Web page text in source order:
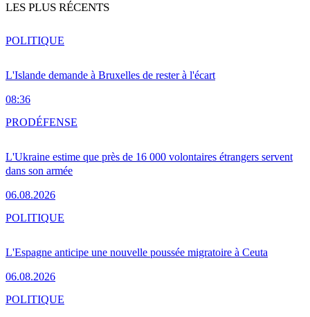
LES PLUS RÉCENTS
L'Islande demande à Bruxelles de rester à l'écart
08:36
POLITIQUE
L'Ukraine estime que près de 16 000 volontaires étrangers servent
dans son armée
06.08.2026
PRODÉFENSE
L'Espagne anticipe une nouvelle poussée migratoire à Ceuta
06.08.2026
POLITIQUE
POLITIQUE